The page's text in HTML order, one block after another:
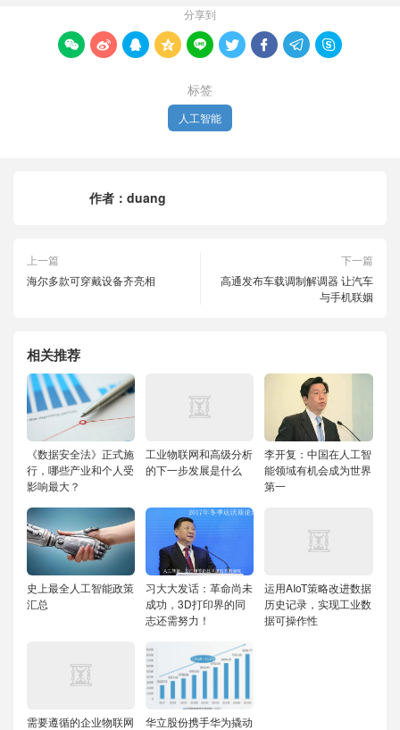
分享到
        
标签
人工智能
作者： duang
上一篇
海尔多款可穿戴设备齐亮相
下一篇
高通发布车载调制解调器 让汽车
与手机联姻
相关推荐
《数据安全法》正式施
行，哪些产业和个人受
影响最大？
工业物联网和高级分析
的下一步发展是什么
李开复：中国在人工智
能领域有机会成为世界
第一
史上最全人工智能政策
汇总
习大大发话：革命尚未
成功，3D打印界的同
志还需努力！
运用AIoT策略改进数据
历史记录，实现工业数
据可操作性
需要遵循的企业物联网
华立股份携手华为撬动